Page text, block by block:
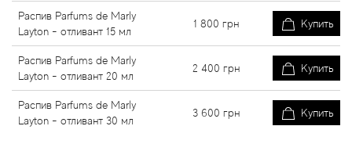
Распив Parfums de Marly
Layton - отливант 15 мл
1 800 грн Купить
Распив Parfums de Marly
Layton - отливант 20 мл
2 400 грн Купить
Распив Parfums de Marly
Layton - отливант 30 мл
3 600 грн Купить